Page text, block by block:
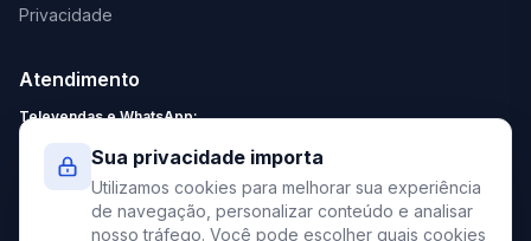
Privacidade
Atendimento
Televendas e WhatsApp:
Sábado: 9:00 - 13:00
contato@elevato.com.br
Sua privacidade importa
Utilizamos cookies para melhorar sua experiência
de navegação, personalizar conteúdo e analisar
nosso tráfego. Você pode escolher quais cookies